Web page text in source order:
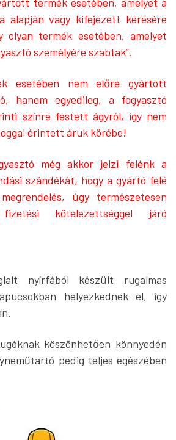
termék esetében, amelyet a
alapján vagy kifejezett kérésére
olyan termék esetében, amelyet
személyére szabtak”.
esetében nem előre gyártott
hanem egyedileg, a fogyasztó
színre festett ágyról, így nem
érintett áruk körébe!
még akkor jelzi felénk a
szándékát, hogy a gyártó felé
úgy természetesen
kötelezettséggel járó
nyírfából készült rugalmas
helyezkednek el, így
köszönhetően könnyedén
pedig teljes egészében